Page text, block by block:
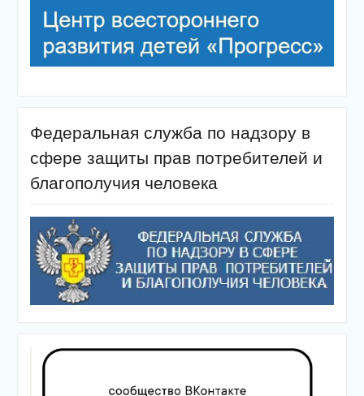
Федеральная служба по надзору в
сфере защиты прав потребителей и
благополучия человека